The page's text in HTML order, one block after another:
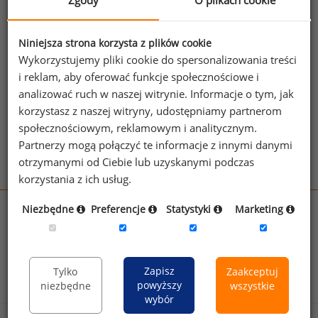
Jeżeli posiadasz dostęp, do pełnego raportu
jednego z powyższych stanowisk możesz za
jego pomocą sprawdzić raporty dla
pozostałych.
Wykorzystaj kod
Aby otrzymać darmowy kod dostępu weź udział
wOgólnopolskim Badaniu Wynagrodzeń.
wynagrodzenia.pl
sedlak.pl
kfw.sedlak.pl
badania
HR.pl
Niniejsza strona korzysta z plików cookie
Wykorzystujemy pliki cookie do spersonalizowania treści
i reklam, aby oferować funkcje społecznościowe i
analizować ruch w naszej witrynie. Informacje o tym, jak
korzystasz z naszej witryny, udostępniamy partnerom
społecznościowym, reklamowym i analitycznym.
Partnerzy mogą połączyć te informacje z innymi danymi
otrzymanymi od Ciebie lub uzyskanymi podczas
korzystania z ich usług.
Niezbędne Preferencje Statystyki Marketing
Tylko
niezbędne
Zapisz
powyższy
wybór
Zaakceptuj
wszystkie